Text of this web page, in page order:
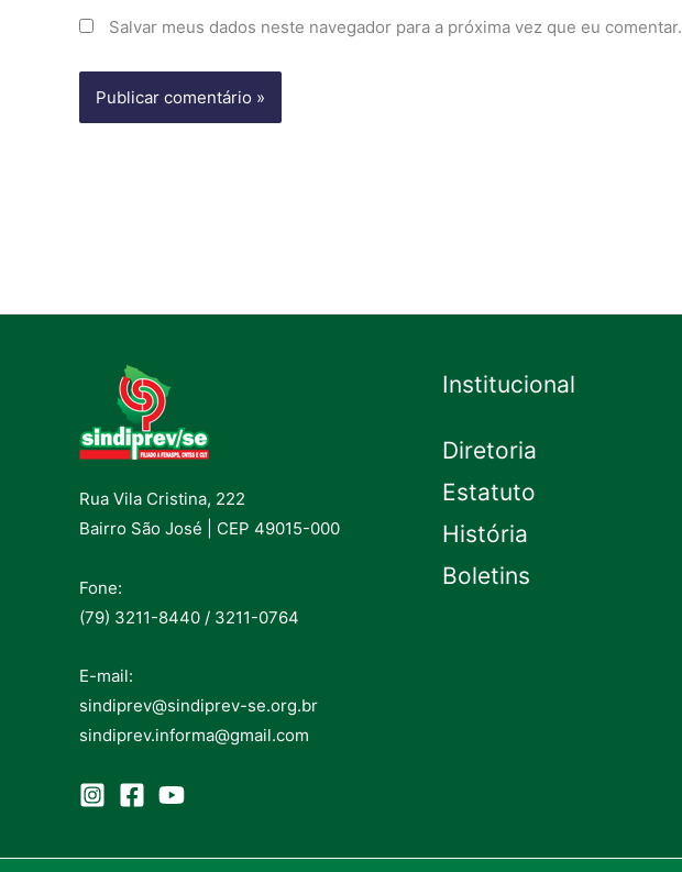
Salvar meus dados neste navegador para a próxima vez que eu comentar.
Rua Vila Cristina, 222
Bairro São José | CEP 49015-000
Fone:
(79) 3211-8440 / 3211-0764
E-mail:
sindiprev@sindiprev-se.org.br
sindiprev.informa@gmail.com
Institucional
Diretoria
Estatuto
História
Boletins